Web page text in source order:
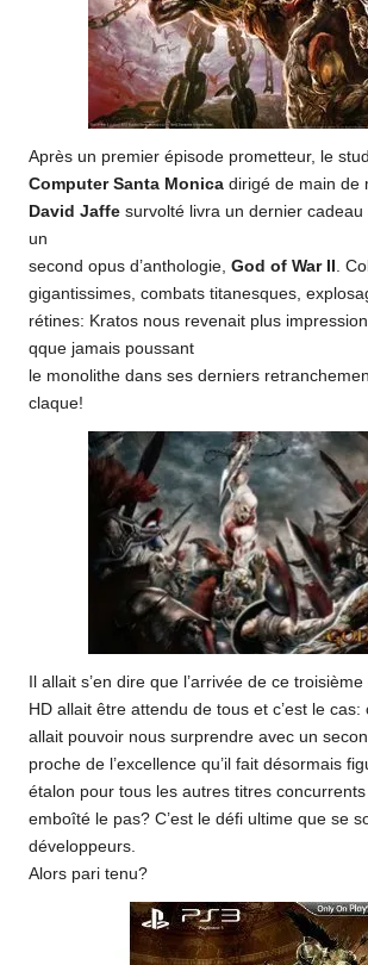
Après un premier épisode prometteur, le
Computer Santa Monica dirigé de main de
David Jaffe survolté livra un dernier cadeau
un
second opus d’anthologie, God of War II .
gigantissimes, combats titanesques,
rétines: Kratos nous revenait plus
qque jamais poussant
le monolithe dans ses derniers
claque!
Il allait s’en dire que l’arrivée de ce
HD allait être attendu de tous et c’est le cas:
allait pouvoir nous surprendre avec un
proche de l’excellence qu’il fait désormais
étalon pour tous les autres titres
emboîté le pas? C’est le défi ultime que se
développeurs.
Alors pari tenu?